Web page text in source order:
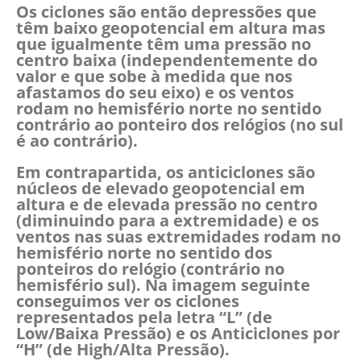
Os ciclones são então depressões que
têm baixo geopotencial em altura mas
que igualmente têm uma pressão no
centro baixa (independentemente do
valor e que sobe à medida que nos
afastamos do seu eixo) e os ventos
rodam no hemisfério norte no sentido
contrário ao ponteiro dos relógios (no sul
é ao contrário).
Em contrapartida, os anticiclones são
núcleos de elevado geopotencial em
altura e de elevada pressão no centro
(diminuindo para a extremidade) e os
ventos nas suas extremidades rodam no
hemisfério norte no sentido dos
ponteiros do relógio (contrário no
hemisfério sul). Na imagem seguinte
conseguimos ver os ciclones
representados pela letra “L” (de
Low/Baixa Pressão) e os Anticiclones por
“H” (de High/Alta Pressão).